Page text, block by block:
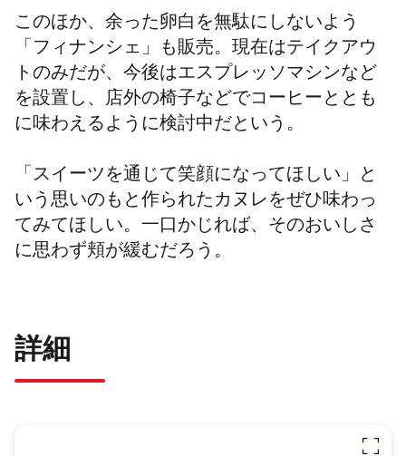
このほか、余った卵白を無駄にしないよう
「フィナンシェ」も販売。現在はテイクアウ
トのみだが、今後はエスプレッソマシンなど
を設置し、店外の椅子などでコーヒーととも
に味わえるように検討中だという。
「スイーツを通じて笑顔になってほしい」と
いう思いのもと作られたカヌレをぜひ味わっ
てみてほしい。一口かじれば、そのおいしさ
に思わず頬が緩むだろう。
詳細